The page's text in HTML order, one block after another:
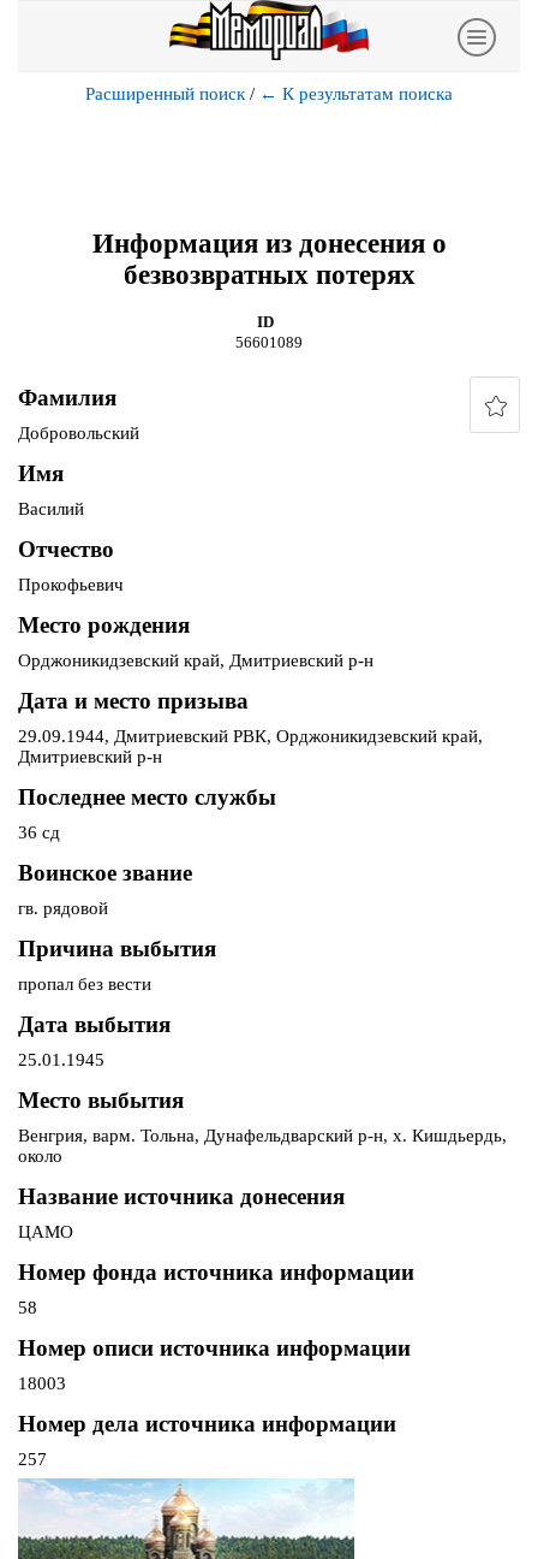
Расширенный поиск / ← К результатам поиска
Информация из донесения о
безвозвратных потерях
ID
56601089
Фамилия
Добровольский
Имя
Василий
Отчество
Прокофьевич
Место рождения
Орджоникидзевский край, Дмитриевский р-н
Дата и место призыва
29.09.1944, Дмитриевский РВК, Орджоникидзевский край,
Дмитриевский р-н
Последнее место службы
36 сд
Воинское звание
гв. рядовой
Причина выбытия
пропал без вести
Дата выбытия
25.01.1945
Место выбытия
Венгрия, варм. Тольна, Дунафельдварский р-н, х. Кишдьердь,
около
Название источника донесения
ЦАМО
Номер фонда источника информации
58
Номер описи источника информации
18003
Номер дела источника информации
257